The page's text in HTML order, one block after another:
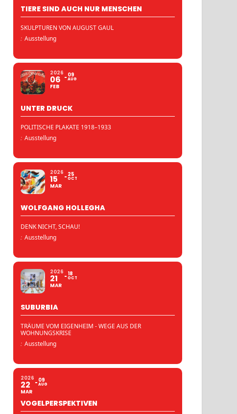
TIERE SIND AUCH NUR MENSCHEN
SKULPTUREN VON AUGUST GAUL
: Ausstellung
2026
06
FEB
09
AUG
UNTER DRUCK
POLITISCHE PLAKATE 1918–1933
: Ausstellung
2026
15
MAR
25
OCT
WOLFGANG HOLLEGHA
DENK NICHT, SCHAU!
: Ausstellung
2026
21
MAR
18
OCT
SUBURBIA
TRÄUME VOM EIGENHEIM - WEGE AUS DER
WOHNUNGSKRISE
: Ausstellung
2026
22
MAR
09
AUG
VOGELPERSPEKTIVEN